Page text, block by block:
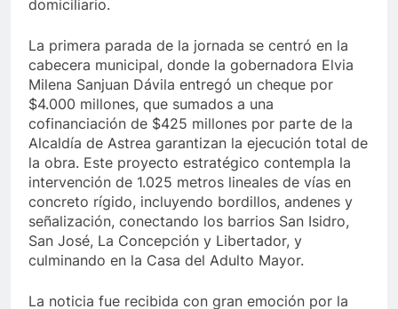
domiciliario.
La primera parada de la jornada se centró en la
cabecera municipal, donde la gobernadora Elvia
Milena Sanjuan Dávila entregó un cheque por
$4.000 millones, que sumados a una
cofinanciación de $425 millones por parte de la
Alcaldía de Astrea garantizan la ejecución total de
la obra. Este proyecto estratégico contempla la
intervención de 1.025 metros lineales de vías en
concreto rígido, incluyendo bordillos, andenes y
señalización, conectando los barrios San Isidro,
San José, La Concepción y Libertador, y
culminando en la Casa del Adulto Mayor.
La noticia fue recibida con gran emoción por la